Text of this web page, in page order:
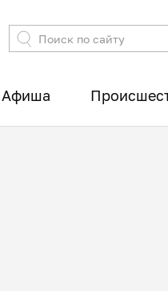
Афиша